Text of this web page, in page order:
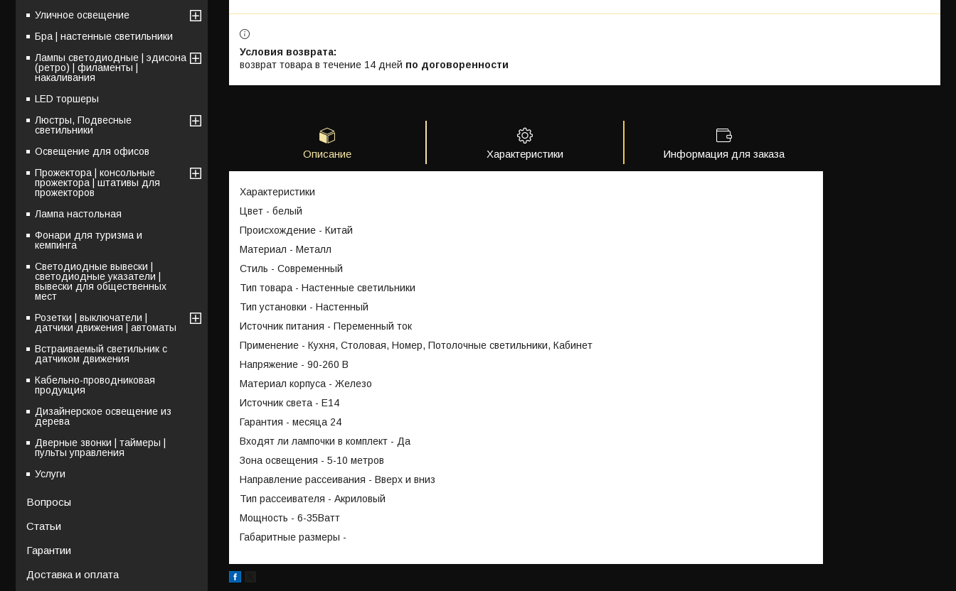
возврат товара в течение 14 дней по договоренности
Описание Характеристики Информация для заказа
Характеристики
Цвет - белый
Происхождение - Китай
Материал - Металл
Стиль - Современный
Тип товара - Настенные светильники
Тип установки - Настенный
Источник питания - Переменный ток
Применение - Кухня, Столовая, Номер, Потолочные светильники, Кабинет
Напряжение - 90-260 В
Материал корпуса - Железо
Источник света - Е14
Гарантия - месяца 24
Входят ли лампочки в комплект - Да
Зона освещения - 5-10 метров
Направление рассеивания - Вверх и вниз
Тип рассеивателя - Акриловый
Мощность - 6-35Ватт
Габаритные размеры -
Уличное освещение
Бра | настенные светильники
Лампы светодиодные | эдисона
(ретро) | филаменты |
накаливания
LED торшеры
Люстры, Подвесные
светильники
Освещение для офисов
Прожектора | консольные
прожектора | штативы для
прожекторов
Лампа настольная
Фонари для туризма и
кемпинга
Светодиодные вывески |
светодиодные указатели |
вывески для общественных
мест
Розетки | выключатели |
датчики движения | автоматы
Встраиваемый светильник с
датчиком движения
Кабельно-проводниковая
продукция
Дизайнерское освещение из
дерева
Дверные звонки | таймеры |
пульты управления
Услуги
Вопросы
Статьи
Гарантии
Доставка и оплата